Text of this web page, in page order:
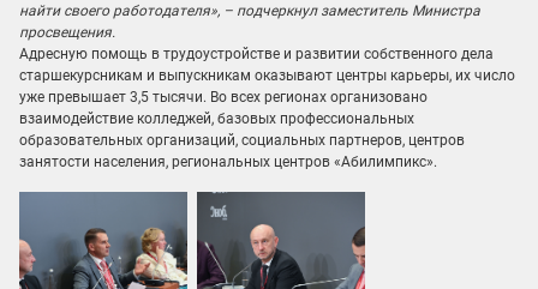
найти своего работодателя», – подчеркнул заместитель Министра
просвещения.
Адресную помощь в трудоустройстве и развитии собственного дела
старшекурсникам и выпускникам оказывают центры карьеры, их число
уже превышает 3,5 тысячи. Во всех регионах организовано
взаимодействие колледжей, базовых профессиональных
образовательных организаций, социальных партнеров, центров
занятости населения, региональных центров «Абилимпикс».